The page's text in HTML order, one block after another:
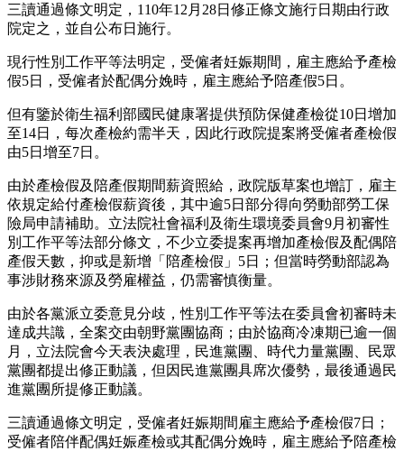
三讀通過條文明定，110年12月28日修正條文施行日期由行政
院定之，並自公布日施行。
現行性別工作平等法明定，受僱者妊娠期間，雇主應給予產檢
假5日，受僱者於配偶分娩時，雇主應給予陪產假5日。
但有鑒於衛生福利部國民健康署提供預防保健產檢從10日增加
至14日，每次產檢約需半天，因此行政院提案將受僱者產檢假
由5日增至7日。
由於產檢假及陪產假期間薪資照給，政院版草案也增訂，雇主
依規定給付產檢假薪資後，其中逾5日部分得向勞動部勞工保
險局申請補助。立法院社會福利及衛生環境委員會9月初審性
別工作平等法部分條文，不少立委提案再增加產檢假及配偶陪
產假天數，抑或是新增「陪產檢假」5日；但當時勞動部認為
事涉財務來源及勞雇權益，仍需審慎衡量。
由於各黨派立委意見分歧，性別工作平等法在委員會初審時未
達成共識，全案交由朝野黨團協商；由於協商冷凍期已逾一個
月，立法院會今天表決處理，民進黨團、時代力量黨團、民眾
黨團都提出修正動議，但因民進黨團具席次優勢，最後通過民
進黨團所提修正動議。
三讀通過條文明定，受僱者妊娠期間雇主應給予產檢假7日；
受僱者陪伴配偶妊娠產檢或其配偶分娩時，雇主應給予陪產檢